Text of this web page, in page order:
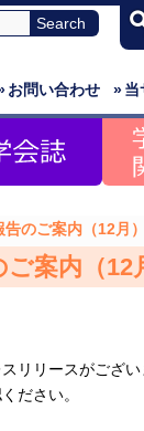
»当
お問い合わせ
のご案内（12月）
案内（12
リリースがござい
ださい。